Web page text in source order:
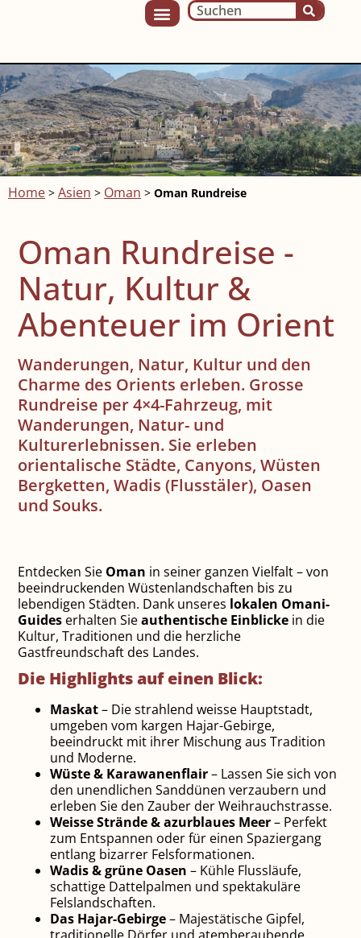
Home > Asien > Oman > Oman Rundreise
Oman Rundreise -
Natur, Kultur &
Abenteuer im Orient
Wanderungen, Natur, Kultur und den
Charme des Orients erleben. Grosse
Rundreise per 4×4-Fahrzeug, mit
Wanderungen, Natur- und
Kulturerlebnissen. Sie erleben
orientalische Städte, Canyons, Wüsten
Bergketten, Wadis (Flusstäler), Oasen
und Souks.
Entdecken Sie Oman in seiner ganzen Vielfalt – von
beeindruckenden Wüstenlandschaften bis zu
lebendigen Städten. Dank unseres lokalen Omani-
Guides erhalten Sieauthentische Einblicke in die
Kultur, Traditionen und die herzliche
Gastfreundschaft des Landes.
Die Highlights auf einen Blick:
Maskat– Die strahlend weisse Hauptstadt,
umgeben vom kargen Hajar-Gebirge,
beeindruckt mit ihrer Mischung aus Tradition
und Moderne.
Wüste & Karawanenflair– Lassen Sie sich von
den unendlichen Sanddünen verzaubern und
erleben Sie den Zauber der Weihrauchstrasse.
Weisse Strände & azurblaues Meer– Perfekt
zum Entspannen oder für einen Spaziergang
entlang bizarrer Felsformationen.
Wadis & grüne Oasen – Kühle Flussläufe,
schattige Dattelpalmen und spektakuläre
Felslandschaften.
Das Hajar-Gebirge– Majestätische Gipfel,